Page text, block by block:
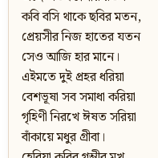
কবি বসি থাকে ছবির মতন,
প্রেয়সীর নিজ হাতের যতন
সেও আজি হার মানে।
এইমতে দুই প্রহর ধরিয়া
বেশভূষা সব সমাধা করিয়া
গৃহিণী নিরখে ঈষত সরিয়া
বাঁকায়ে মধুর গ্রীবা।